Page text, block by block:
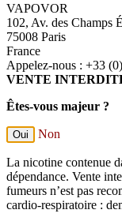
VAPOVOR
102, Av. des Champs
75008 Paris
France
Appelez-nous : +33
VENTE
Êtes-vous majeur ?
Oui Non
La nicotine contenue
dépendance. Vente
fumeurs n’est pas
cardio-respiratoire :